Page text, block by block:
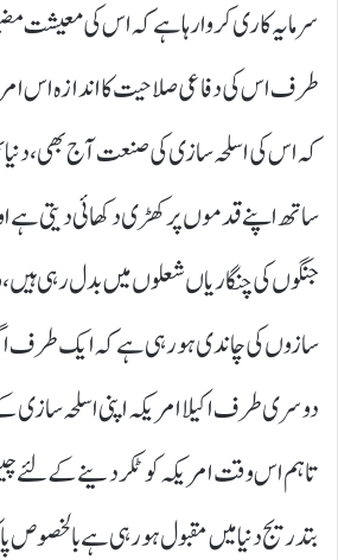
سرمایہ کاری کروا رہا ہے کہ اس کی
طرف اس کی دفاعی صلاحیت کا اندازہ اس امر
کہ اس کی اسلحہ سازی کی صنعت آج بھی
ساتھ اپنے قدموں پر کھڑی دکھائی دیتی ہے
جنگوں کی چنگاریاں شعلوں میں بدل رہی ہیں
سازوں کی چاندی ہو رہی ہے کہ ایک طرف
دوسری طرف اکیلا امریکہ اپنی اسلحہ
تاہم اس وقت امریکہ کو ٹکر دینے کے لئے
بتدریج دنیا میں مقبول ہورہی ہے